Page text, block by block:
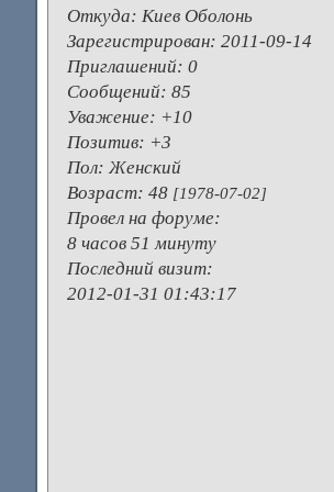
Откуда: Киев Оболонь
Зарегистрирован: 2011-09-14
Приглашений: 0
Сообщений: 85
Уважение: +10
Позитив: +3
Пол: Женский
Возраст: 48 [1978-07-02]
Провел на форуме:
8 часов 51 минуту
Последний визит:
2012-01-31 01:43:17